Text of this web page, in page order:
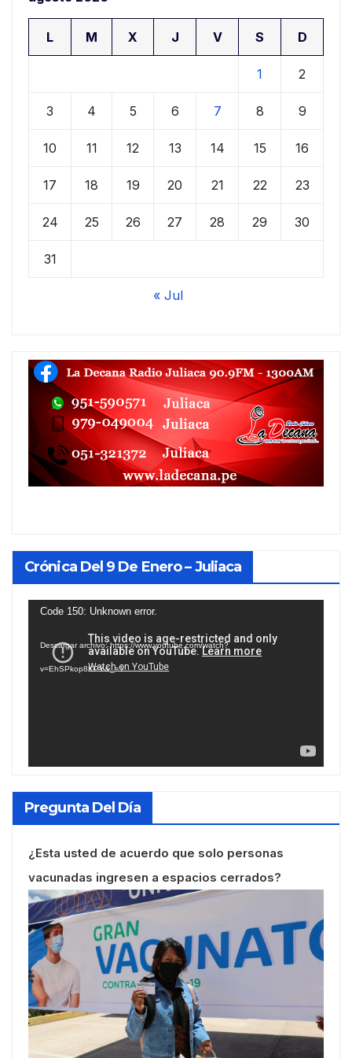
L M X J V S D
1 2
3 4 5 6 7 8 9
10 11 12 13 14 15 16
17 18 19 20 21 22 23
24 25 26 27 28 29 30
31
« Jul
Crónica Del 9 De Enero – Juliaca
Reproductor
vídeo
Code 150: Unknown error.
Descargar archivo: https://www.youtube.com/watch?
v=EhSPkop8KPY&_=1
Pregunta Del Día
¿Esta usted de acuerdo que solo personas
vacunadas ingresen a espacios cerrados?